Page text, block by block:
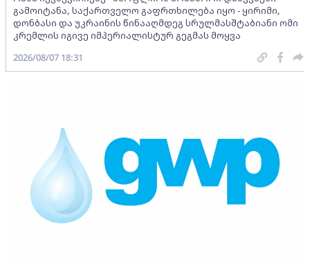
გამოიტანა, საქართველო გაფრთხილება იყო - ყირიმი,
დონბასი და უკრაინის წინააღმდეგ სრულმასშტაბიანი ომი
კრემლის იგივე იმპერიალისტურ გეგმას მოყვა
2026/08/07 18:31